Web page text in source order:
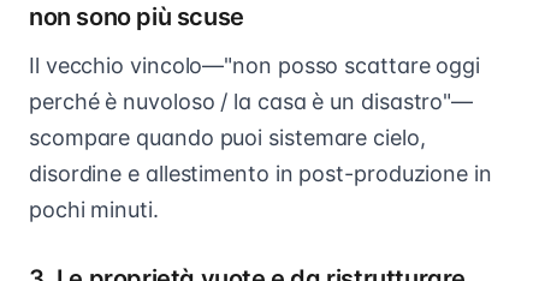
non sono più scuse
Il vecchio vincolo—"non posso scattare oggi
perché è nuvoloso / la casa è un disastro"—
scompare quando puoi sistemare cielo,
disordine e allestimento in post-produzione in
pochi minuti.